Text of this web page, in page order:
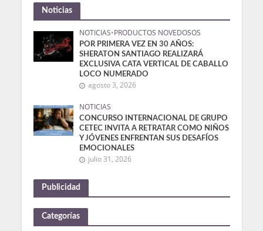
Noticias
NOTICIAS•PRODUCTOS NOVEDOSOS
POR PRIMERA VEZ EN 30 AÑOS:
SHERATON SANTIAGO REALIZARÁ
EXCLUSIVA CATA VERTICAL DE CABALLO
LOCO NUMERADO
agosto 3, 2026
NOTICIAS
CONCURSO INTERNACIONAL DE GRUPO
CETEC INVITA A RETRATAR COMO NIÑOS
Y JÓVENES ENFRENTAN SUS DESAFÍOS
EMOCIONALES
julio 31, 2026
Publicidad
Categorías